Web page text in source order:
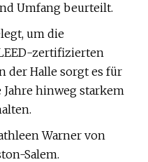
Umfang beurteilt.
um die
zertifizierten
der Halle sorgt es für
hinweg starkem
Warner von
Salem.